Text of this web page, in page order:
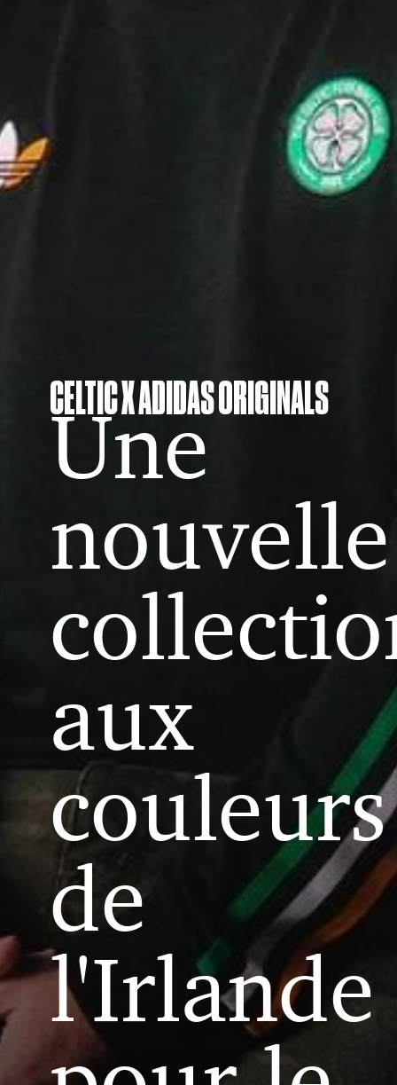
CELTIC X ADIDAS ORIGINALS
Une
nouvelle
aux
couleurs
de
l'Irlande